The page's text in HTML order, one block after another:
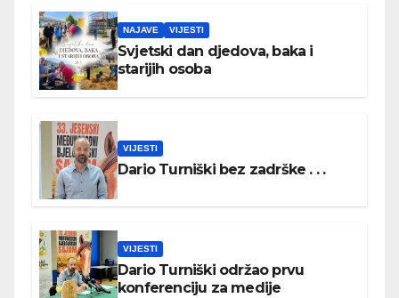
NAJAVE VIJESTI
Svjetski dan djedova, baka i
starijih osoba
VIJESTI
Dario Turniški bez zadrške . . .
VIJESTI
Dario Turniški održao prvu
konferenciju za medije